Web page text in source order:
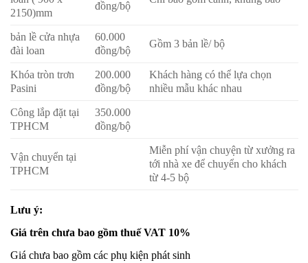
2150)mm
đồng/bộ
bản lề cửa nhựa
đài loan
60.000
đồng/bộ
Gồm 3 bản lề/ bộ
Khóa tròn trơn
Pasini
200.000
đồng/bộ
Khách hàng có thể lựa chọn
nhiều mẫu khác nhau
Công lắp đặt tại
TPHCM
350.000
đồng/bộ
Vận chuyển tại
TPHCM
Miễn phí vận chuyện từ xưởng ra
tới nhà xe để chuyển cho khách
từ 4-5 bộ
Lưu ý:
Giá trên chưa bao gồm thuế VAT 10%
Giá chưa bao gồm các phụ kiện phát sinh